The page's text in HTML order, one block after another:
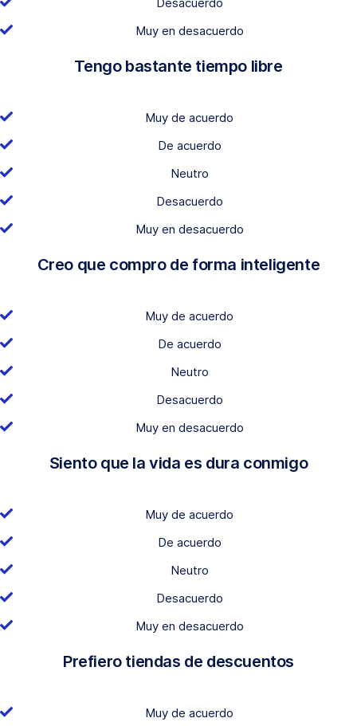
Muy en desacuerdo
Tengo bastante tiempo libre
Muy de acuerdo
De acuerdo
Neutro
Desacuerdo
Muy en desacuerdo
Creo que compro de forma inteligente
Muy de acuerdo
De acuerdo
Neutro
Desacuerdo
Muy en desacuerdo
Siento que la vida es dura conmigo
Muy de acuerdo
De acuerdo
Neutro
Desacuerdo
Muy en desacuerdo
Prefiero tiendas de descuentos
Muy de acuerdo